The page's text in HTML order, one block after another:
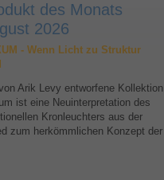
des Monats
2026
- Wenn Licht zu Struktur
Arik Levy entworfene Kollektion
ist eine Neuinterpretation des
Kronleuchters aus der
zum herkömmlichen Konzept der